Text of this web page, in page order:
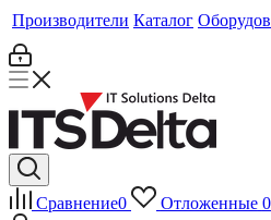
Производители Каталог
Сравнение0 Отложенные 0